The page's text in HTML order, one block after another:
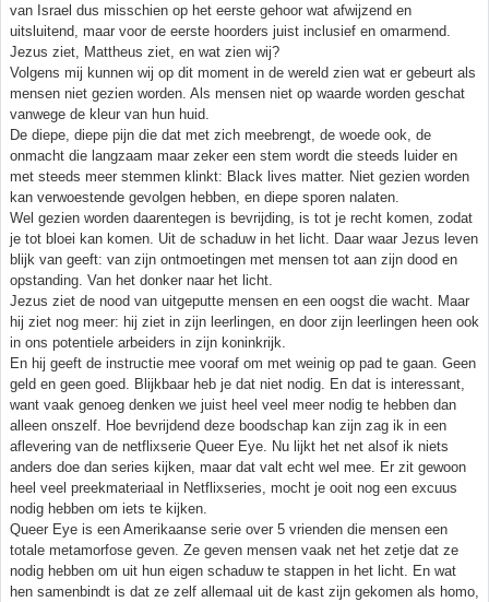
van Israel dus misschien op het eerste gehoor wat afwijzend en
uitsluitend, maar voor de eerste hoorders juist inclusief en omarmend.
Jezus ziet, Mattheus ziet, en wat zien wij?
Volgens mij kunnen wij op dit moment in de wereld zien wat er gebeurt als
mensen niet gezien worden. Als mensen niet op waarde worden geschat
vanwege de kleur van hun huid.
De diepe, diepe pijn die dat met zich meebrengt, de woede ook, de
onmacht die langzaam maar zeker een stem wordt die steeds luider en
met steeds meer stemmen klinkt: Black lives matter. Niet gezien worden
kan verwoestende gevolgen hebben, en diepe sporen nalaten.
Wel gezien worden daarentegen is bevrijding, is tot je recht komen, zodat
je tot bloei kan komen. Uit de schaduw in het licht. Daar waar Jezus leven
blijk van geeft: van zijn ontmoetingen met mensen tot aan zijn dood en
opstanding. Van het donker naar het licht.
Jezus ziet de nood van uitgeputte mensen en een oogst die wacht. Maar
hij ziet nog meer: hij ziet in zijn leerlingen, en door zijn leerlingen heen ook
in ons potentiele arbeiders in zijn koninkrijk.
En hij geeft de instructie mee vooraf om met weinig op pad te gaan. Geen
geld en geen goed. Blijkbaar heb je dat niet nodig. En dat is interessant,
want vaak genoeg denken we juist heel veel meer nodig te hebben dan
alleen onszelf. Hoe bevrijdend deze boodschap kan zijn zag ik in een
aflevering van de netflixserie Queer Eye. Nu lijkt het net alsof ik niets
anders doe dan series kijken, maar dat valt echt wel mee. Er zit gewoon
heel veel preekmateriaal in Netflixseries, mocht je ooit nog een excuus
nodig hebben om iets te kijken.
Queer Eye is een Amerikaanse serie over 5 vrienden die mensen een
totale metamorfose geven. Ze geven mensen vaak net het zetje dat ze
nodig hebben om uit hun eigen schaduw te stappen in het licht. En wat
hen samenbindt is dat ze zelf allemaal uit de kast zijn gekomen als homo,